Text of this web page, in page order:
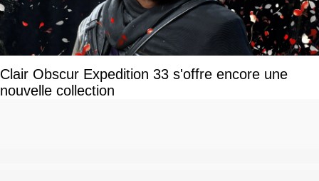
Clair Obscur Expedition 33 s'offre encore une
nouvelle collection